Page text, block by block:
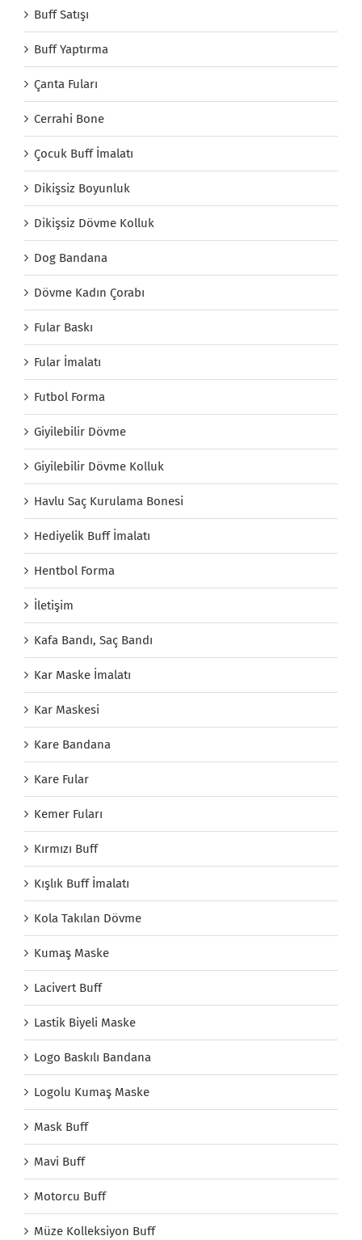
Buff Satışı
Buff Yaptırma
Çanta Fuları
Cerrahi Bone
Çocuk Buff İmalatı
Dikişsiz Boyunluk
Dikişsiz Dövme Kolluk
Dog Bandana
Dövme Kadın Çorabı
Fular Baskı
Fular İmalatı
Futbol Forma
Giyilebilir Dövme
Giyilebilir Dövme Kolluk
Havlu Saç Kurulama Bonesi
Hediyelik Buff İmalatı
Hentbol Forma
İletişim
Kafa Bandı, Saç Bandı
Kar Maske İmalatı
Kar Maskesi
Kare Bandana
Kare Fular
Kemer Fuları
Kırmızı Buff
Kışlık Buff İmalatı
Kola Takılan Dövme
Kumaş Maske
Lacivert Buff
Lastik Biyeli Maske
Logo Baskılı Bandana
Logolu Kumaş Maske
Mask Buff
Mavi Buff
Motorcu Buff
Müze Kolleksiyon Buff